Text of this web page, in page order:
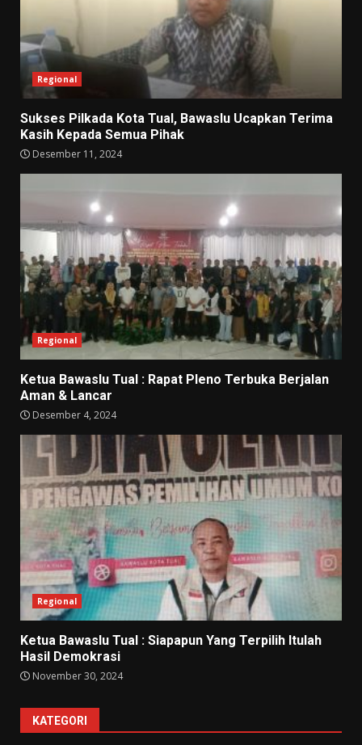
Regional
Sukses Pilkada Kota Tual, Bawaslu Ucapkan Terima
Kasih Kepada Semua Pihak
Desember 11, 2024
Regional
Ketua Bawaslu Tual : Rapat Pleno Terbuka Berjalan
Aman & Lancar
Desember 4, 2024
Regional
Ketua Bawaslu Tual : Siapapun Yang Terpilih Itulah
Hasil Demokrasi
November 30, 2024
KATEGORI